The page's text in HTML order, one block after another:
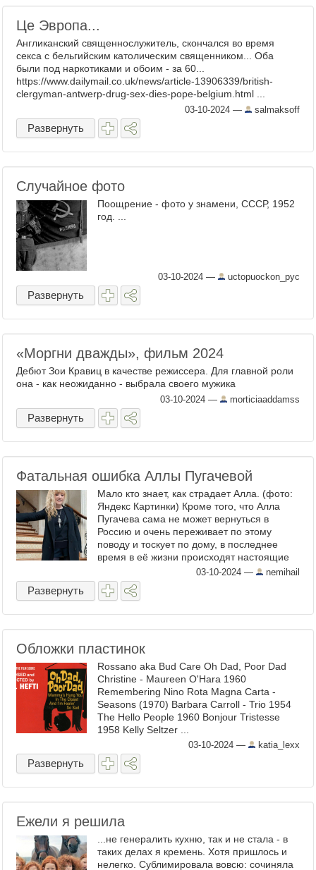
Це Эвропа...
Англиканский священнослужитель, скончался во время
секса с бельгийским католическим священником... Оба
были под наркотиками и обоим - за 60...
https://www.dailymail.co.uk/news/article-13906339/british-
clergyman-antwerp-drug-sex-dies-pope-belgium.html ...
03-10-2024 — salmaksoff
Развернуть
Случайное фото
Поощрение - фото у знамени, СССР, 1952
год. ...
03-10-2024 — uctopuockon_pyc
Развернуть
«Моргни дважды», фильм 2024
Дебют Зои Кравиц в качестве режиссера. Для главной роли
она - как неожиданно - выбрала своего мужика
03-10-2024 — morticiaaddamss
Развернуть
Фатальная ошибка Аллы Пугачевой
Мало кто знает, как страдает Алла. (фото:
Яндекс Картинки) Кроме того, что Алла
Пугачева сама не может вернуться в
Россию и очень переживает по этому
поводу и тоскует по дому, в последнее
время в её жизни происходят настоящие
трагедии, фактически одна за другой
уходят её ...
03-10-2024 — nemihail
Развернуть
Обложки пластинок
Rossano aka Bud Care Oh Dad, Poor Dad
Christine - Maureen O'Hara 1960
Remembering Nino Rota Magna Carta -
Seasons (1970) Barbara Carroll - Trio 1954
The Hello People 1960 Bonjour Tristesse
1958 Kelly Seltzer ...
03-10-2024 — katia_lexx
Развернуть
Ежели я решила
...не генералить кухню, так и не стала - в
таких делах я кремень. Хотя пришлось и
нелегко. Сублимировала вовсю: сочиняла